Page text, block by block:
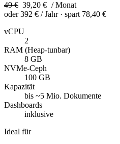
49 € 39,20 € / Monat
oder392 € / Jahr · spart 78,40 €
vCPU
2
RAM (Heap-tunbar)
8 GB
NVMe-Ceph
100 GB
Kapazität
bis ~5 Mio. Dokumente
Dashboards
inklusive
Ideal für